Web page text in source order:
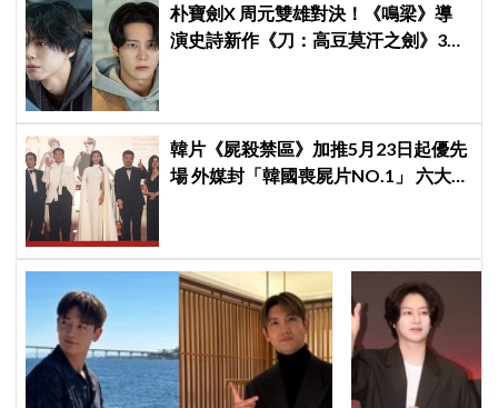
朴寶劍X 周元雙雄對決！《鳴梁》導
演史詩新作《刀：高豆莫汗之劍》3月
韓片《屍殺禁區》加推5月23日起優先
場 外媒封「韓國喪屍片NO.1」 六大角